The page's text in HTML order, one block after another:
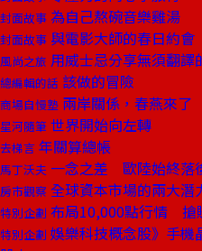
封面故事 為自己熬碗音樂雞湯
封面故事 與電影大師的春日約會
風尚之旅 用威士忌分享無須翻譯
總編輯的話 該做的冒險
商場自慢塾 兩岸關係，春燕來了
星河隨筆 世界開始向左轉
去梯言 年關算總帳
馬丁沃夫 一念之差 歐陸始終落
房市觀察 全球資本市場的兩大潛
特別企劃 布局10,000點行情 搶
特別企劃 娛樂科技概念股》手